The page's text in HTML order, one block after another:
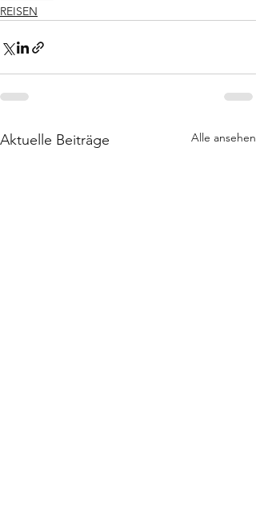
REISEN
Aktuelle Beiträge Alle ansehen